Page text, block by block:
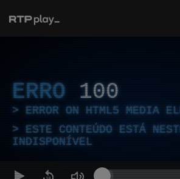
ERRO 100
ERROR ON HTML5 MEDIA
ESTE CONTEÚDO ESTÁ
INDISPONÍVEL